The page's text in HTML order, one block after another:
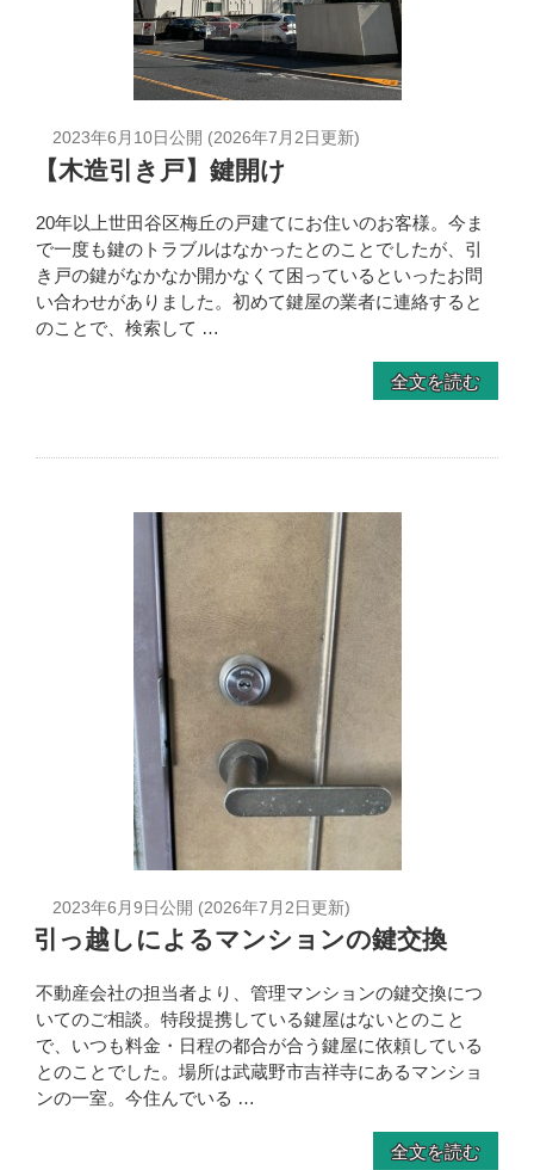
2023年6月10日公開 (2026年7月2日更新)
【木造引き戸】鍵開け
20年以上世田谷区梅丘の戸建てにお住いのお客様。今ま
で一度も鍵のトラブルはなかったとのことでしたが、引
き戸の鍵がなかなか開かなくて困っているといったお問
い合わせがありました。初めて鍵屋の業者に連絡すると
のことで、検索して …
全文を読む
2023年6月9日公開 (2026年7月2日更新)
引っ越しによるマンションの鍵交換
不動産会社の担当者より、管理マンションの鍵交換につ
いてのご相談。特段提携している鍵屋はないとのこと
で、いつも料金・日程の都合が合う鍵屋に依頼している
とのことでした。場所は武蔵野市吉祥寺にあるマンショ
ンの一室。今住んでいる …
全文を読む